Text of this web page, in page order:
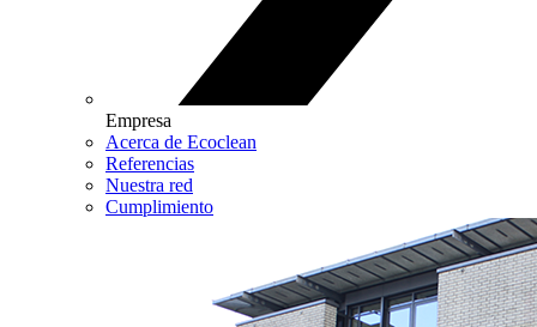
Empresa
Acerca de Ecoclean
Referencias
Nuestra red
Cumplimiento